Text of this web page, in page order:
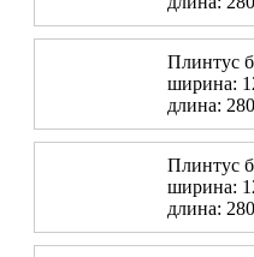
Плинтус
ширина:
длина:
Плинтус
ширина:
длина: